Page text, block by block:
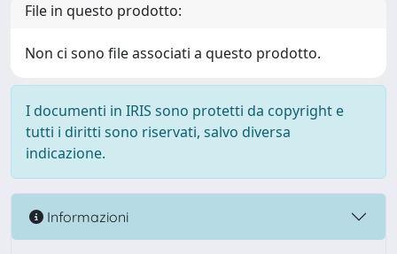
File in questo prodotto:
Non ci sono file associati a questo prodotto.
I documenti in IRIS sono protetti da copyright e
tutti i diritti sono riservati, salvo diversa
indicazione.
Informazioni